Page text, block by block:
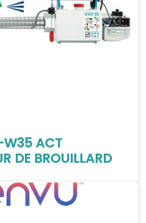
W35 ACT
DE BROUILLARD